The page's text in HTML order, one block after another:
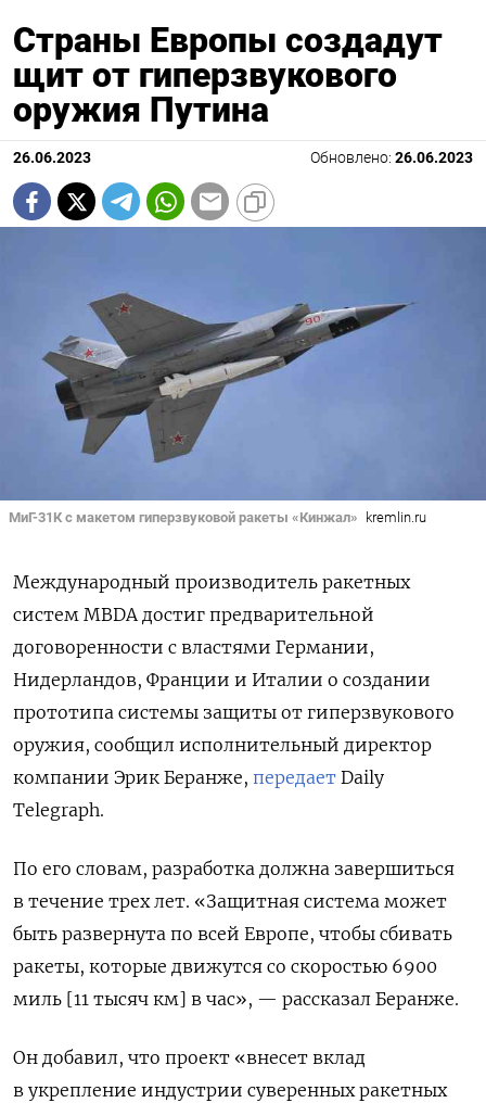
Страны Европы создадут
щит от гиперзвукового
оружия Путина
26.06.2023 Обновлено: 26.06.2023
МиГ-31К с макетом гиперзвуковой ракеты «Кинжал» kremlin.ru
Международный производитель ракетных
систем MBDA достиг предварительной
договоренности с властями Германии,
Нидерландов, Франции и Италии о создании
прототипа системы защиты от гиперзвукового
оружия, сообщил исполнительный директор
компании Эрик Беранже, передает Daily
Telegraph.
По его словам, разработка должна завершиться
в течение трех лет. «Защитная система может
быть развернута по всей Европе, чтобы сбивать
ракеты, которые движутся со скоростью 6900
миль [11 тысяч км] в час», — рассказал Беранже.
Он добавил, что проект «внесет вклад
в укрепление индустрии суверенных ракетных